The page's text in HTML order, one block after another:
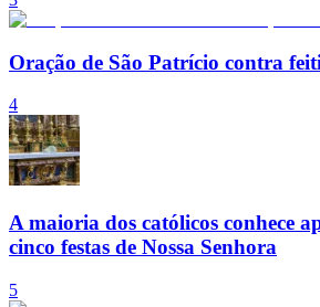
Oração de São Patrício contra
4
A maioria dos católicos conhece
cinco festas de Nossa Senhora
5